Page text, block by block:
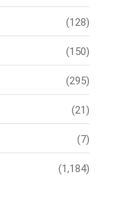
(128)
(150)
(295)
(21)
(7)
(1,184)